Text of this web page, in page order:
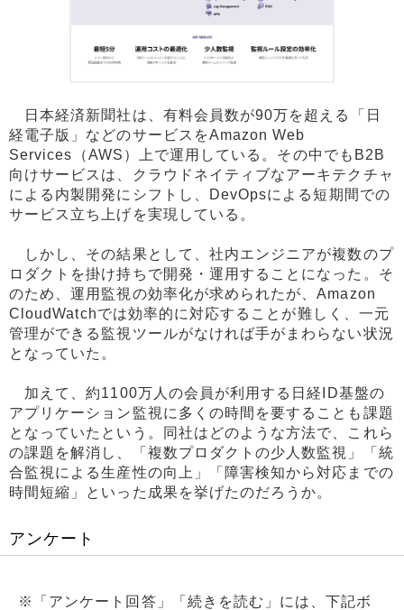
日本経済新聞社は、有料会員数が90万を超える「日
経電子版」などのサービスをAmazon Web
Services（AWS）上で運用している。その中でもB2B
向けサービスは、クラウドネイティブなアーキテクチャ
による内製開発にシフトし、DevOpsによる短期間での
サービス立ち上げを実現している。
しかし、その結果として、社内エンジニアが複数のプ
ロダクトを掛け持ちで開発・運用することになった。そ
のため、運用監視の効率化が求められたが、Amazon
CloudWatchでは効率的に対応することが難しく、一元
管理ができる監視ツールがなければ手がまわらない状況
となっていた。
加えて、約1100万人の会員が利用する日経ID基盤の
アプリケーション監視に多くの時間を要することも課題
となっていたという。同社はどのような方法で、これら
の課題を解消し、「複数プロダクトの少人数監視」「統
合監視による生産性の向上」「障害検知から対応までの
時間短縮」といった成果を挙げたのだろうか。
アンケート
※「アンケート回答」「続きを読む」には、下記ボ